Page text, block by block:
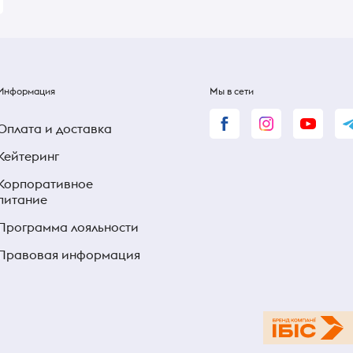
и доставка
лояльности
информация
Мы в сети